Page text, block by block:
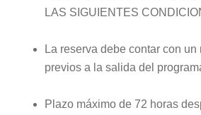
LAS SIGUIENTES
La reserva debe contar con
previos a la salida del
Plazo máximo de 72 horas